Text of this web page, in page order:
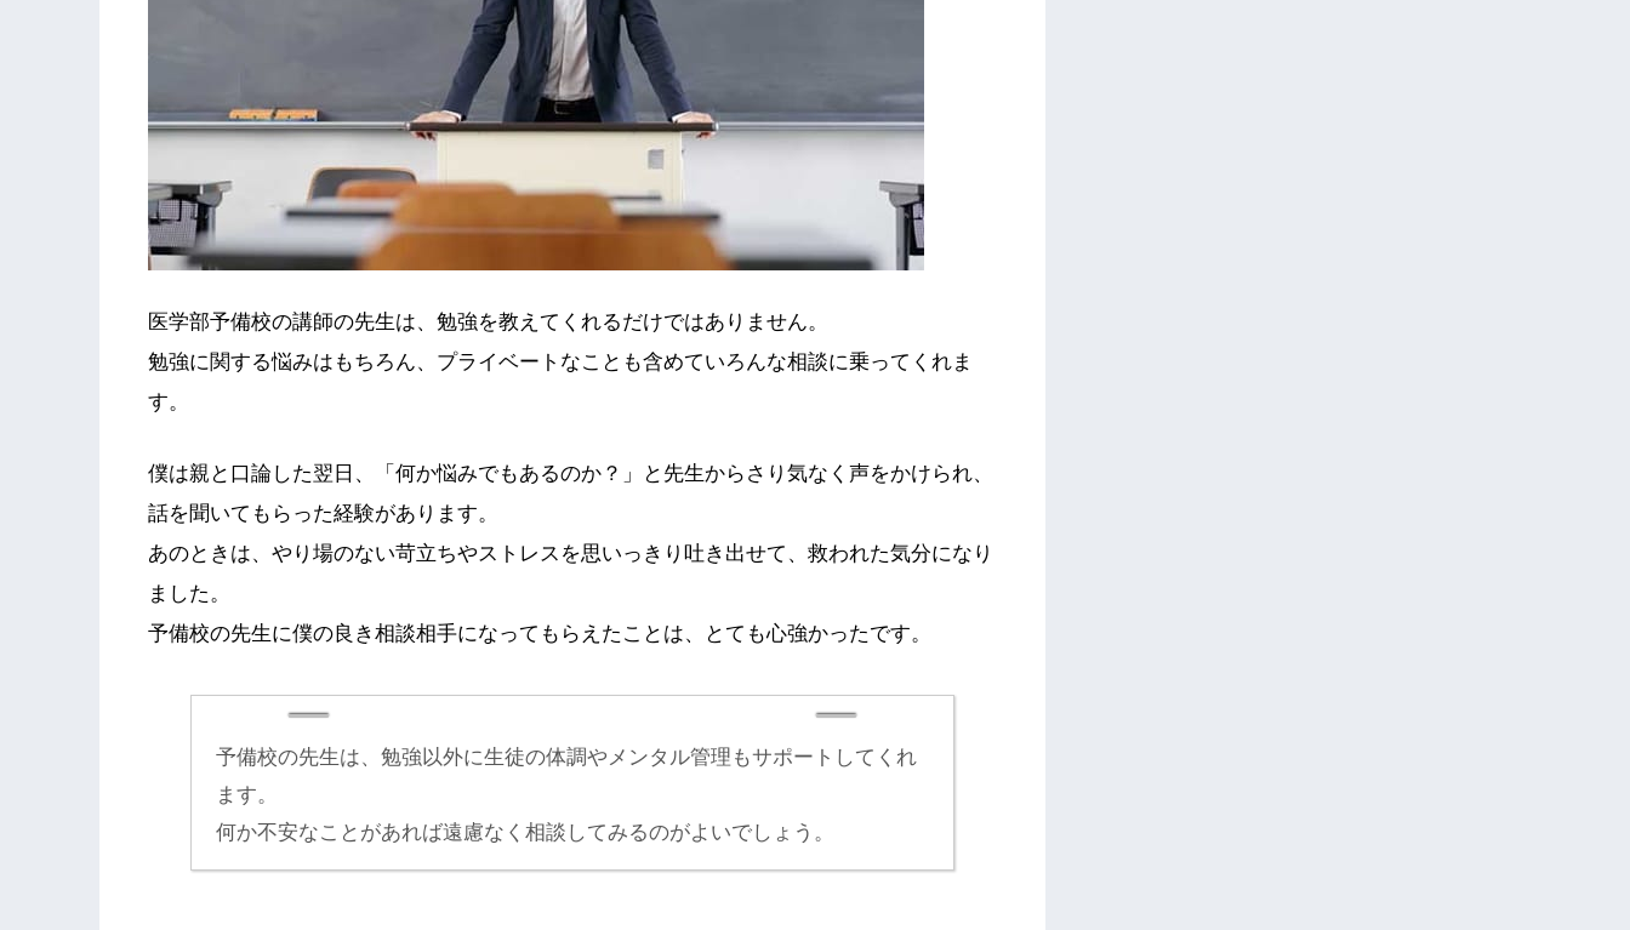
医学部予備校の講師の先生は、勉強を教えてくれるだけではありません。
勉強に関する悩みはもちろん、プライベートなことも含めていろんな相談に乗ってくれま
す。
僕は親と口論した翌日、「何か悩みでもあるのか？」と先生からさり気なく声をかけられ、
話を聞いてもらった経験があります。
あのときは、やり場のない苛立ちやストレスを思いっきり吐き出せて、救われた気分になり
ました。
予備校の先生に僕の良き相談相手になってもらえたことは、とても心強かったです。
予備校の先生は、勉強以外に生徒の体調やメンタル管理もサポートしてくれ
ます。
何か不安なことがあれば遠慮なく相談してみるのがよいでしょう。